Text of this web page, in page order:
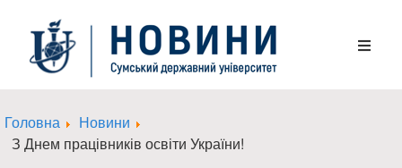
Головна
Новини
З Днем працівників освіти України!